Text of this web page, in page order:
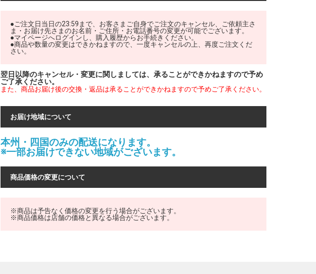
●ご注文日当日の23:59まで、お客さまご自身でご注文のキャンセル、ご依頼主さ
ま・お届け先さまのお名前・ご住所・お電話番号の変更が可能でございます。
●マイページへログインし、購入履歴からお手続きください。
●商品や数量の変更はできかねますので、一度キャンセルの上、再度ご注文くだ
さい。
翌日以降のキャンセル・変更に関しましては、承ることができかねますので予め
ご了承ください。
また、商品お届け後の交換・返品は承ることができかねますので予めご了承ください。
お届け地域について
本州・四国のみの配送になります。
※一部お届けできない地域がございます。
商品価格の変更について
※商品は予告なく価格の変更を行う場合がございます。
※商品価格は店舗の価格と異なる場合がございます。